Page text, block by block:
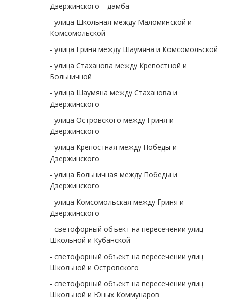
Дзержинского – дамба
- улица Школьная между Маломинской и
Комсомольской
- улица Гриня между Шаумяна и Комсомольской
- улица Стаханова между Крепостной и
Больничной
- улица Шаумяна между Стаханова и
Дзержинского
- улица Островского между Гриня и
Дзержинского
- улица Крепостная между Победы и
Дзержинского
- улица Больничная между Победы и
Дзержинского
- улица Комсомольская между Гриня и
Дзержинского
- светофорный объект на пересечении улиц
Школьной и Кубанской
- светофорный объект на пересечении улиц
Школьной и Островского
- светофорный объект на пересечении улиц
Школьной и Юных Коммунаров